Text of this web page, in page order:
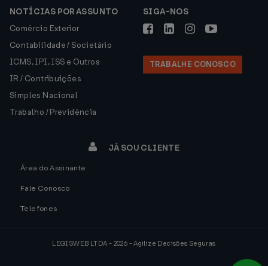
NOTÍCIAS POR ASSUNTO
Comércio Exterior
Contabilidade / Societário
ICMS, IPI, ISS e Outros
IR / Contribuições
Simples Nacional
Trabalho / Previdência
SIGA-NOS
TRABALHE CONOSCO
JÁ SOU CLIENTE
Área do Assinante
Fale Conosco
Telefones
LEGISWEB LTDA - 2026 - Agilize Decisões Seguras